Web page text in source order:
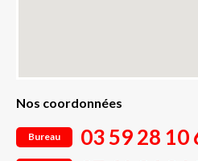
Nos coordonnées
Bureau 03 59 28 10